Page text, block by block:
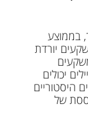
בממוצע
המשקעים יורדת
המטיילים יכולים
היסטוריים
של